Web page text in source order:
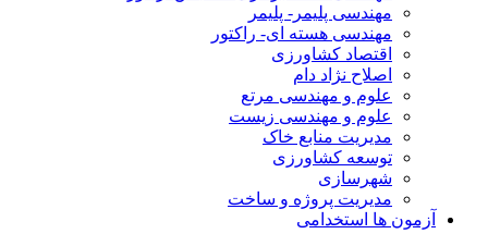
مهندسی پلیمر- پلیمر
مهندسی هسته ای- راکتور
اقتصاد کشاورزی
اصلاح نژاد دام
علوم و مهندسی مرتع
علوم و مهندسی زیست
مدیریت منابع خاک
توسعه کشاورزی
شهرسازی
مدیریت پروژه و ساخت
آزمون ها استخدامی